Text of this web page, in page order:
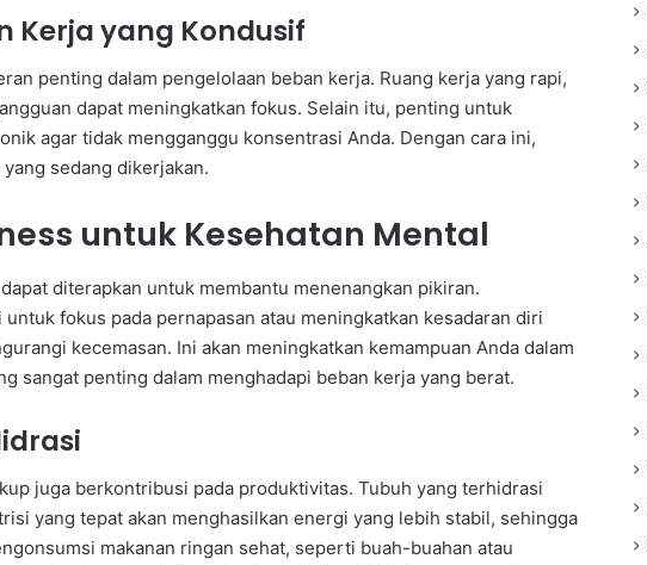
Kerja yang Kondusif
penting dalam pengelolaan beban kerja. Ruang kerja yang rapi,
dapat meningkatkan fokus. Selain itu, penting untuk
agar tidak mengganggu konsentrasi Anda. Dengan cara ini,
sedang dikerjakan.
untuk Kesehatan Mental
diterapkan untuk membantu menenangkan pikiran.
fokus pada pernapasan atau meningkatkan kesadaran diri
kecemasan. Ini akan meningkatkan kemampuan Anda dalam
sangat penting dalam menghadapi beban kerja yang berat.
juga berkontribusi pada produktivitas. Tubuh yang terhidrasi
yang tepat akan menghasilkan energi yang lebih stabil, sehingga
makanan ringan sehat, seperti buah-buahan atau